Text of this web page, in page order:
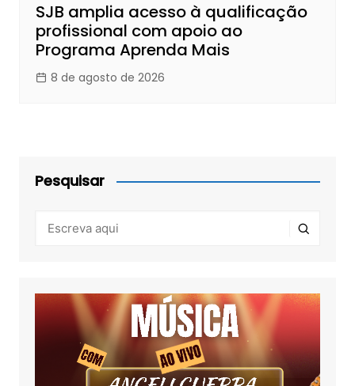
SJB amplia acesso à qualificação
profissional com apoio ao
Programa Aprenda Mais
8 de agosto de 2026
Pesquisar